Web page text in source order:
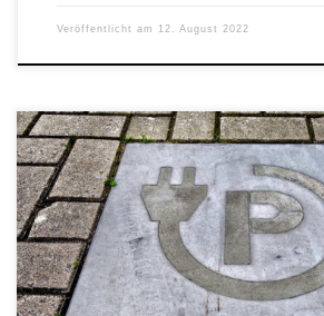
Veröffentlicht am 12. August 2022
Paul A. Samuelson, bekannter US-Ökonom,
Arbeitszimmer einen Papagei. Immer dann,
mischen Problemen arbeitete, soll […]